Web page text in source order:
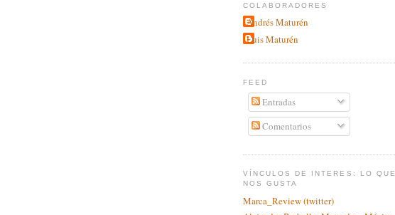
COLABORADORES
Andrés Maturén
Luis Maturén
FEED
Entradas
Comentarios
VÍNCULOS DE INTERES: LO QUE
NOS GUSTA
Marca_Review (twitter)